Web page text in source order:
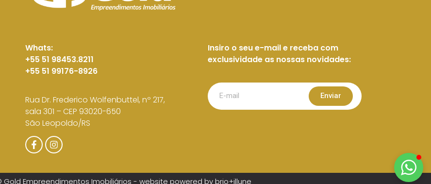
Whats:
+55 51 98453.8211
+55 51 99176-8926
Rua Dr. Frederico Wolfenbuttel, nº 217,
sala 301 – CEP 93020-650
São Leopoldo/RS
Insiro o seu e-mail e receba com
exclusividade as nossas novidades:
Enviar
Gold Empreendimentos Imobiliários - website powered by brio+illune